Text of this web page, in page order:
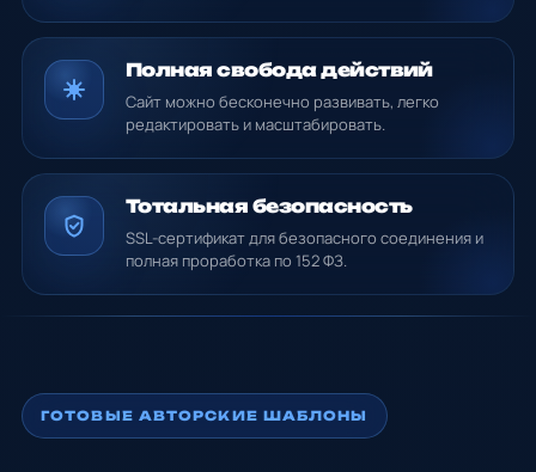
Полная свобода действий
Сайт можно бесконечно развивать, легко
редактировать и масштабировать.
Тотальная безопасность
SSL-сертификат для безопасного соединения и
полная проработка по 152 ФЗ.
ГОТОВЫЕ АВТОРСКИЕ ШАБЛОНЫ